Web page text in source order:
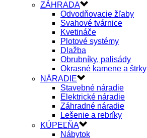
ZÁHRADA
Odvodňovacie žľaby
Svahové tvárnice
Kvetináče
Plotové systémy
Dlažba
Obrubníky, palisády
Okrasné kamene a štrky
NÁRADIE
Stavebné náradie
Elektrické náradie
Záhradné náradie
Lešenie a rebríky
KÚPEĽŇA
Nábytok